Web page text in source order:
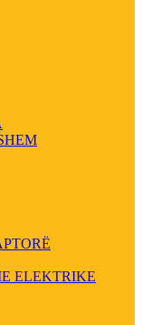
ELEKTRIKE